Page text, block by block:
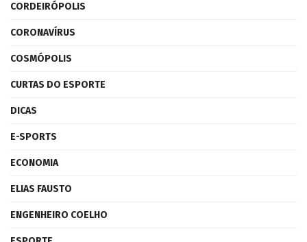
CORDEIRÓPOLIS
CORONAVÍRUS
COSMÓPOLIS
CURTAS DO ESPORTE
DICAS
E-SPORTS
ECONOMIA
ELIAS FAUSTO
ENGENHEIRO COELHO